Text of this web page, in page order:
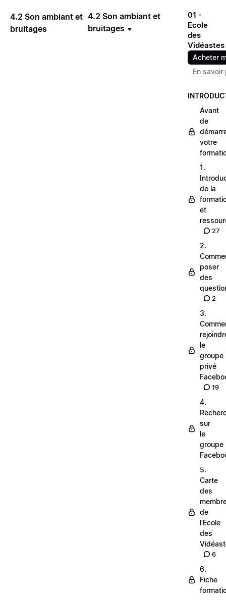
4.2 Son ambiant et
bruitages
4.2 Son ambiant et
bruitages
01 -
Ecole
des
Vidéastes
Acheter
En savoir
Avant
de
votre
1.
de la
et
27
2.
poser
des
2
3.
le
groupe
privé
19
4.
sur
le
groupe
5.
Carte
des
de
l'Ecole
des
6
6.
Fiche